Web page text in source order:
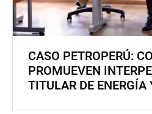
CASO PETROPERÚ:
PROMUEVEN
TITULAR DE